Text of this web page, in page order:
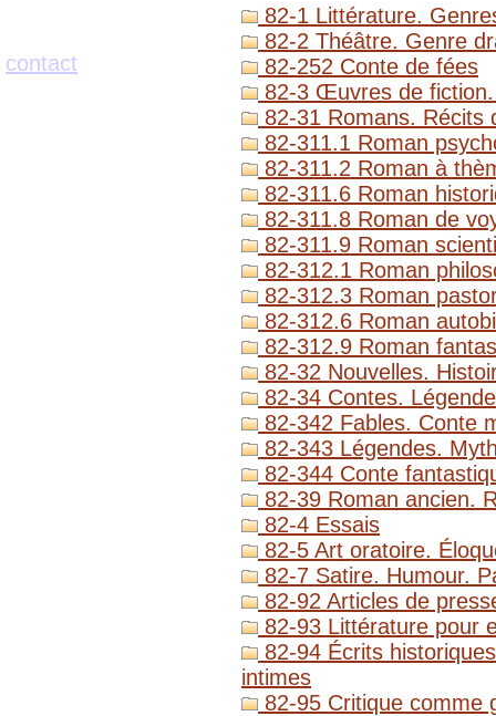
82-1 Littérature.
82-2 Théâtre. Genre
82-252 Conte de fées
82-3 Œuvres de
82-31 Romans. Récits
82-311.1 Roman
82-311.2 Roman à
82-311.6 Roman
82-311.8 Roman de
82-311.9 Roman
82-312.1 Roman
82-312.3 Roman
82-312.6 Roman
82-312.9 Roman
82-32 Nouvelles.
82-34 Contes.
82-342 Fables. Conte
82-343 Légendes.
82-344 Conte
82-39 Roman ancien.
82-4 Essais
82-5 Art oratoire.
82-7 Satire. Humour.
82-92 Articles de
82-93 Littérature pour
82-94 Écrits
intimes
82-95 Critique comme
contact